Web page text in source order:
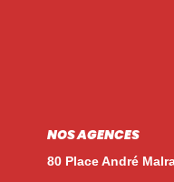
NOS AGENCES
80 Place André